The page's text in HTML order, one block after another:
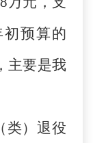
初预算的
主要是我
类）退役